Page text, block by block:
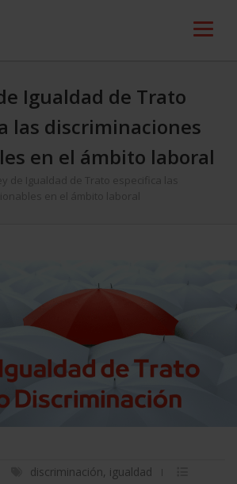
Igualdad de Trato
las discriminaciones
en el ámbito laboral
de Igualdad de Trato especifica las
en el ámbito laboral
discriminación, igualdad